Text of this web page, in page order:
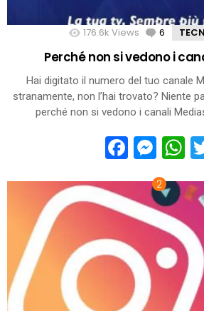
176.6k Views 6
Perché non si vedono i
Hai digitato il numero del tuo canale
stranamente, non l’hai trovato? Niente
perché non si vedono i canali